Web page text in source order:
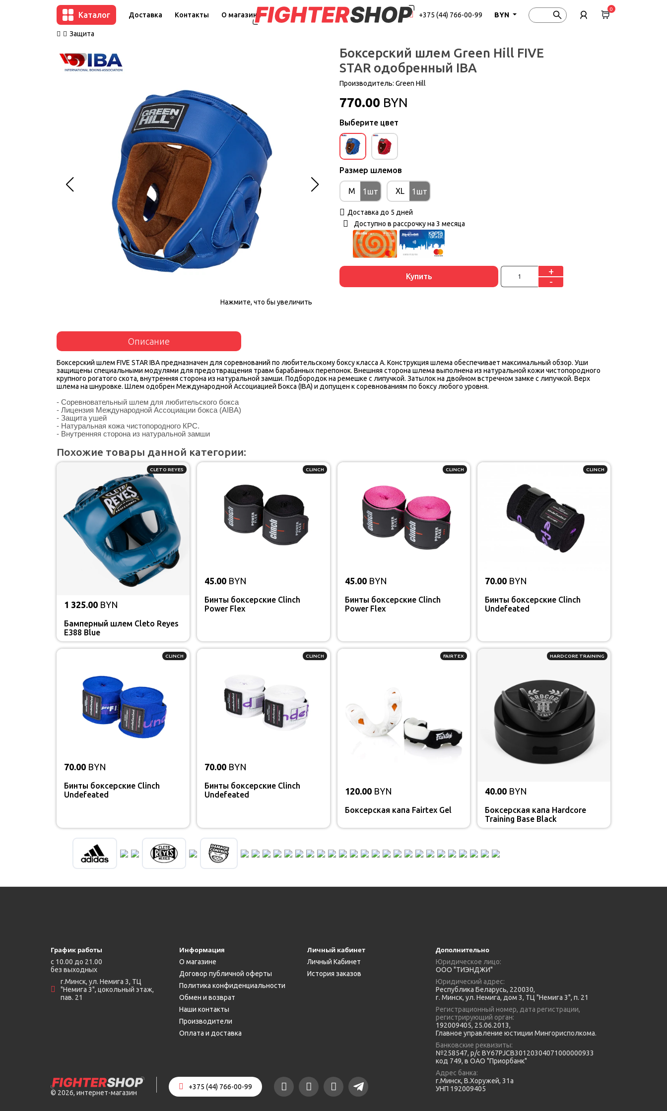
Каталог Доставка Контакты О магазине +375 (44) 766-00-99 BYN
0
Защита
Нажмите, что бы увеличить
Боксерский шлем Green Hill FIVE
STAR одобренный IBA
Производитель: Green Hill
770.00 BYN
Выберите цвет
Размер шлемов
M 1шт XL 1шт
Доставка до 5 дней
Доступно в рассрочку на 3 месяца
Купить
+
-
Описание
Боксерский шлем FIVE STAR IBA предназначен для соревнований по любительскому боксу класса A. Конструкция шлема обеспечивает максимальный обзор. Уши
защищены специальными модулями для предотвращения травм барабанных перепонок. Внешняя сторона шлема выполнена из натуральной кожи чистопородного
крупного рогатого скота, внутренняя сторона из натуральной замши. Подбородок на ремешке с липучкой. Затылок на двойном встречном замке с липучкой. Верх
шлема на шнуровке. Шлем одобрен Международной Ассоциацией Бокса (IBA) и допущен к соревнованиям по боксу любого уровня.
- Соревновательный шлем для любительского бокса
- Лицензия Международной Ассоциации бокса (AIBA)
- Защита ушей
- Натуральная кожа чистопородного КРС.
- Внутренняя сторона из натуральной замши
Похожие товары данной категории:
CLETO REYES
1 325.00 BYN
Бамперный шлем Cleto Reyes
E388 Blue
CLINCH
45.00 BYN
Бинты боксерские Clinch
Power Flex
CLINCH
45.00 BYN
Бинты боксерские Clinch
Power Flex
CLINCH
70.00 BYN
Бинты боксерские Clinch
Undefeated
CLINCH
70.00 BYN
Бинты боксерские Clinch
Undefeated
CLINCH
70.00 BYN
Бинты боксерские Clinch
Undefeated
FAIRTEX
120.00 BYN
Боксерская капа Fairtex Gel
HARDCORE TRAINING
40.00 BYN
Боксерская капа Hardcore
Training Base Black
График работы
c 10.00 до 21.00
без выходных
г.Минск, ул. Немига 3, ТЦ
"Немига 3", цокольный этаж,
пав. 21
Информация
О магазине
Договор публичной оферты
Политика конфиденциальности
Обмен и возврат
Наши контакты
Производители
Оплата и доставка
Личный кабинет
Личный Кабинет
История заказов
© 2026, интернет-магазин
+375 (44) 766-00-99
Дополнительно
Юридическое лицо:
ООО "ТИЭНДЖИ"
Юридический адрес:
Республика Беларусь, 220030,
г. Минск, ул. Немига, дом 3, ТЦ "Немига 3", п. 21
Регистрационный номер, дата регистрации,
регистрирующий орган:
192009405, 25.06.2013,
Главное управление юстиции Мингорисполкома.
Банковские реквизиты:
№258547, р/с BY67PJCB30120304071000000933
код 749, в ОАО "Приорбанк"
Адрес банка:
г.Минск, В.Хоружей, 31а
УНП 192009405